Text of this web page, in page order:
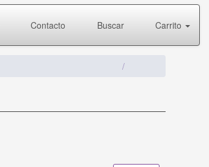
Contacto Buscar Carrito